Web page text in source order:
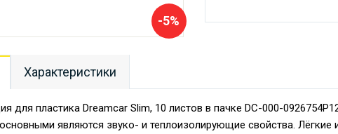
-5%
Характеристики
для пластика Dreamcar Slim, 10 листов в пачке DC-000-
являются звуко- и теплоизолирующие свойства. Лёгкие